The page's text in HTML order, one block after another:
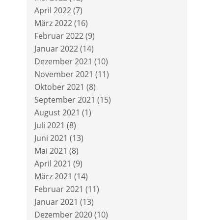
April 2022(7)
März 2022(16)
Februar 2022(9)
Januar 2022(14)
Dezember 2021 (10)
November 2021 (11)
Oktober 2021 (8)
September 2021 (15)
August 2021 (1)
Juli 2021 (8)
Juni 2021 (13)
Mai 2021 (8)
April 2021 (9)
März 2021 (14)
Februar 2021 (11)
Januar 2021 (13)
Dezember 2020(10)